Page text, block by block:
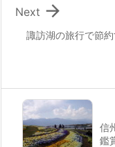
諏訪湖の旅行で節

Next
信
鑑